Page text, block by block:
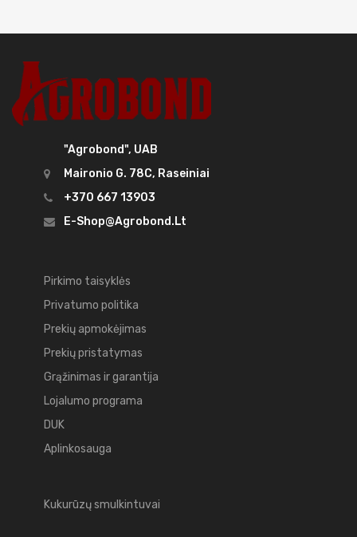
"Agrobond", UAB
Maironio G. 78C, Raseiniai
+370 667 13903
E-Shop@agrobond.lt
Pirkimo taisyklės
Privatumo politika
Prekių apmokėjimas
Prekių pristatymas
Grąžinimas ir garantija
Lojalumo programa
DUK
Aplinkosauga
Kukurūzų smulkintuvai